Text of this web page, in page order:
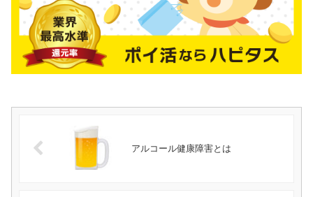
アルコール健康障害とは